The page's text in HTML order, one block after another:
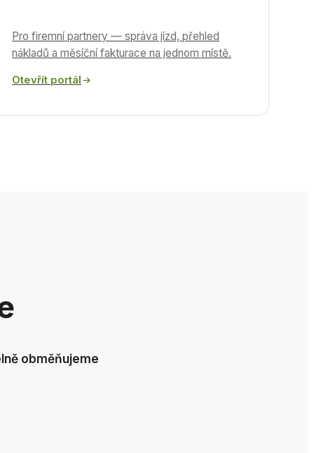
Pro firemní partnery — správa jízd, přehled
nákladů a měsíční fakturace na jednom místě.
Otevřít portál
obměňujeme